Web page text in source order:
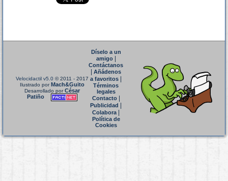
Velocidactil v5.0 © 2011 - 2017
Ilustrado porMach&Guito
Desarrollado porCésar
Patiño
Díselo a un
amigo|
Contáctanos
Añádenos
a favoritos
Términos
legales
Contacto|
Publicidad
Colabora|
Política de
Cookies